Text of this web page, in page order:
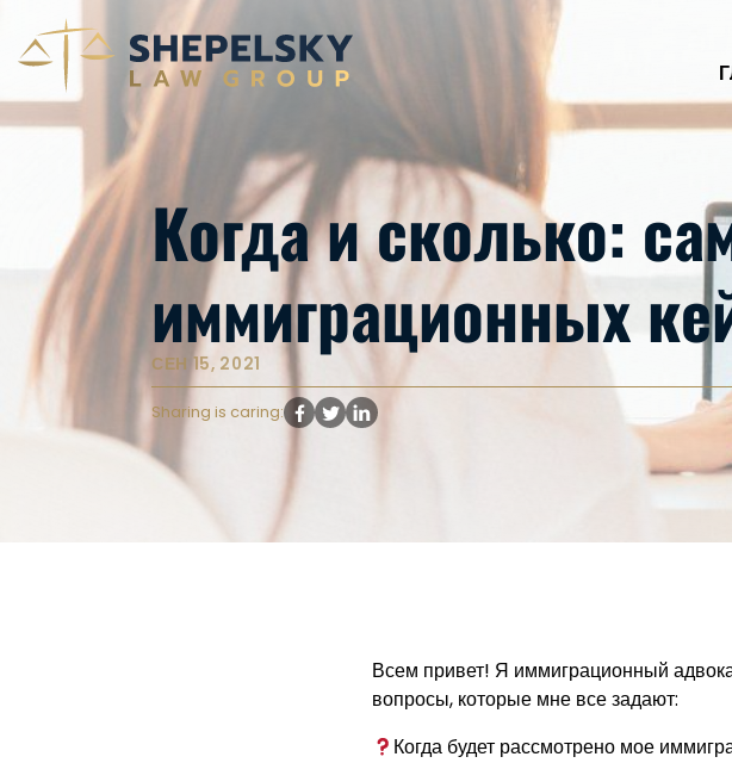
Когда и сколько:
иммиграционных
СЕН 15, 2021
Sharing is caring:
Всем привет! Я иммиграционный
вопросы, которые мне все задают:
Когда будет рассмотрено мое